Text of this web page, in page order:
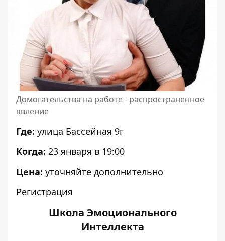
Домогательства на работе - распространенное
явление
Где: улица Бассейная 9г
Когда: 23 января в 19:00
Цена: уточняйте дополнительно
Регистрация
Школа Эмоционального
Интеллекта